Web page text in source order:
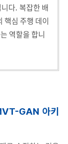
니다. 복잡한 배
핵심 주행 데이
역할을 합니
GAN 아키